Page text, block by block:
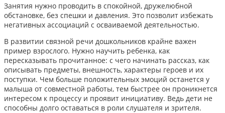
Занятия нужно проводить в спокойной, дружелюбной
обстановке, без спешки и давления. Это позволит избежать
негативных ассоциаций с осваиваемой деятельностью.
В развитии связной речи дошкольников крайне важен
пример взрослого. Нужно научить ребенка, как
пересказывать прочитанное: с чего начинать рассказ, как
описывать предметы, внешность, характеры героев и их
поступки. Чем больше положительных эмоций останется у
малыша от совместной работы, тем быстрее он проникнется
интересом к процессу и проявит инициативу. Ведь дети не
способны долго оставаться в роли слушателя и зрителя.